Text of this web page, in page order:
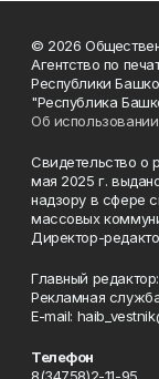
© 2026
Агентство по
Республики
"Республика
Об
Свидетельство о
мая 2025 г.
надзору в сфере
массовых
Директор-
Главный
Рекламная
Е-mаil:
Телефон